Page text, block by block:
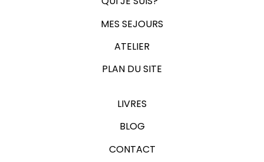
MES SEJOURS
ATELIER
PLAN DU SITE
LIVRES
BLOG
CONTACT